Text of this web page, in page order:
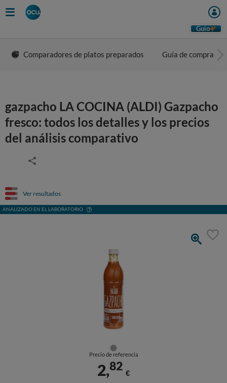
Guio
Comparadores de platos preparados Guía de compra
gazpacho LA COCINA (ALDI) Gazpacho
fresco: todos los detalles y los precios
del análisis comparativo
Ver resultados
ANALIZADO EN EL LABORATORIO
Precio de referencia
2,82
€